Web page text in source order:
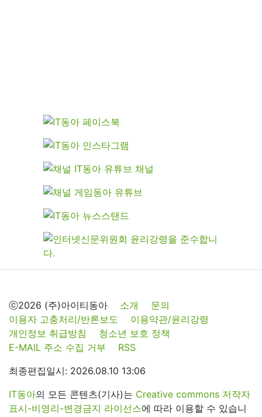
ⓒ2026 (주)아이티동아 소개
문의
이용자 고충처리/반론보도
이용약관/윤리강령
개인정보 취급방침
청소년 보호 정책
E-MAIL 주소 수집 거부
RSS
최종편집일시: 2026.08.10 13:06
IT동아의 모든 콘텐츠(기사)는 Creative commons 저작자
표시-비영리-변경금지 라이선스에 따라 이용할 수 있습니